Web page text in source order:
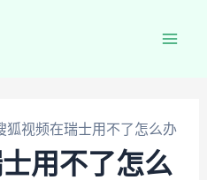
狐视频在瑞士用不了怎么办
用不了怎么